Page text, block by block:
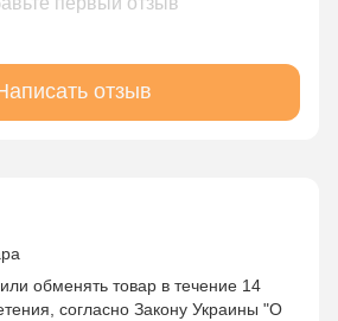
отзыв
обменять товар в течение 14
согласно Закону Украины "О